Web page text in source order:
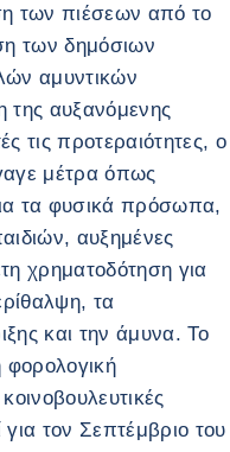
των πιέσεων από το
των δημόσιων
αμυντικών
της αυξανόμενης
τις προτεραιότητες, ο
μέτρα όπως
τα φυσικά πρόσωπα,
αυξημένες
χρηματοδότηση για
τα
και την άμυνα. Το
φορολογική
τον Σεπτέμβριο του